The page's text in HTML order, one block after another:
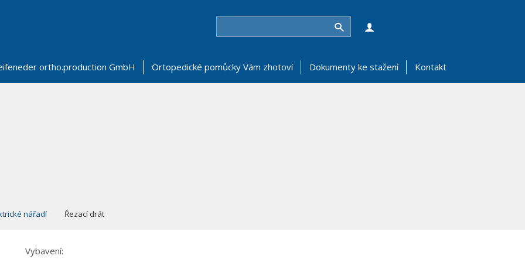
Hledat
ortho.production GmbH Ortopedické pomůcky Vám zhotoví Dokumenty ke stažení Kontakt
nářadí Řezací drát
Vybavení: